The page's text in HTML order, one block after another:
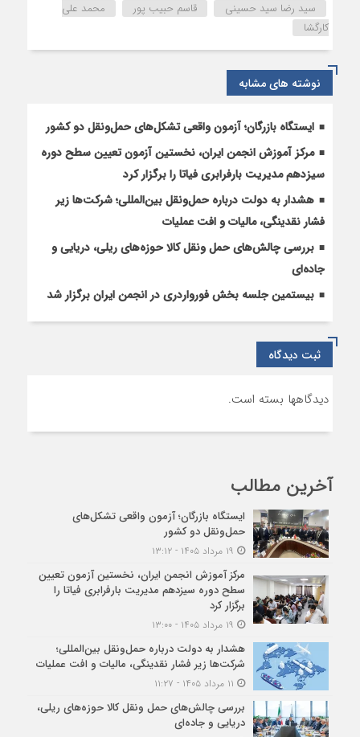
سید رضا سید حسینی
قاسم حبیب پور
محمد علی
کارگشا
نوشته های مشابه
ایستگاه بازرگان؛ آزمون واقعی تشکل‌‌های حمل‌ونقل دو کشور
مرکز آموزش انجمن ایران، نخستین آزمون تعیین سطح دوره
سیزدهم مدیریت بارفرابری فیاتا را برگزار کرد
هشدار به دولت درباره حمل‌ونقل بین‌المللی؛ شرکت‌ها زیر
فشار نقدینگی، مالیات و افت عملیات
بررسی چالش‌های حمل ونقل کالا حوزه‌های ریلی، دریایی و
جاده‌ای
بیستمین جلسه بخش فورواردری در انجمن ایران برگزار شد
ثبت دیدگاه
دیدگاهها بسته است.
آخرین مطالب
ایستگاه بازرگان؛ آزمون واقعی تشکل‌‌های
حمل‌ونقل دو کشور
مرکز آموزش انجمن ایران، نخستین آزمون تعیین
سطح دوره سیزدهم مدیریت بارفرابری فیاتا را
برگزار کرد
هشدار به دولت درباره حمل‌ونقل بین‌المللی؛
شرکت‌ها زیر فشار نقدینگی، مالیات و افت عملیات
بررسی چالش‌های حمل ونقل کالا حوزه‌های ریلی،
دریایی و جاده‌ای